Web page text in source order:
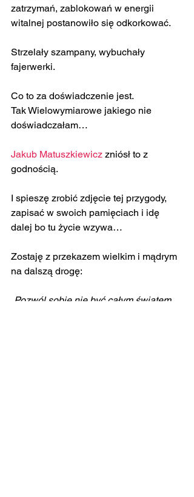
zatrzymań, zablokowań w energii
witalnej postanowiło się odkorkować.
Strzelały szampany, wybuchały
fajerwerki.
Co to za doświadczenie jest.
Tak Wielowymiarowe jakiego nie
doświadczałam…
Jakub Matuszkiewicz zniósł to z
godnością.
I spieszę zrobić zdjęcie tej przygody,
zapisać w swoich pamięciach i idę
dalej bo tu życie wzywa…
Zostaję z przekazem wielkim i mądrym
na dalszą drogę:
„Pozwól sobie nie być całym światem